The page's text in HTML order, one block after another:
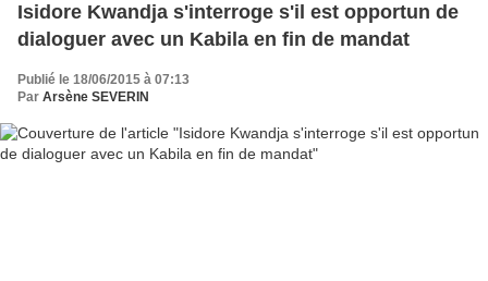
Isidore Kwandja s'interroge s'il est opportun de
dialoguer avec un Kabila en fin de mandat
Publié le 18/06/2015 à 07:13
Par Arsène SEVERIN